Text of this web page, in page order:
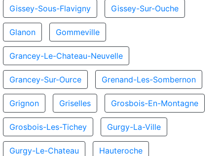
Gissey-Sous-Flavigny Gissey-Sur-Ouche
Glanon Gommeville
Grancey-Le-Chateau-Neuvelle
Grancey-Sur-Ource Grenand-Les-Sombernon
Grignon Griselles Grosbois-En-Montagne
Grosbois-Les-Tichey Gurgy-La-Ville
Gurgy-Le-Chateau Hauteroche